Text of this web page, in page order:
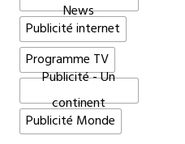
News
Publicité internet
Programme TV
Publicité - Un
continent
Publicité Monde